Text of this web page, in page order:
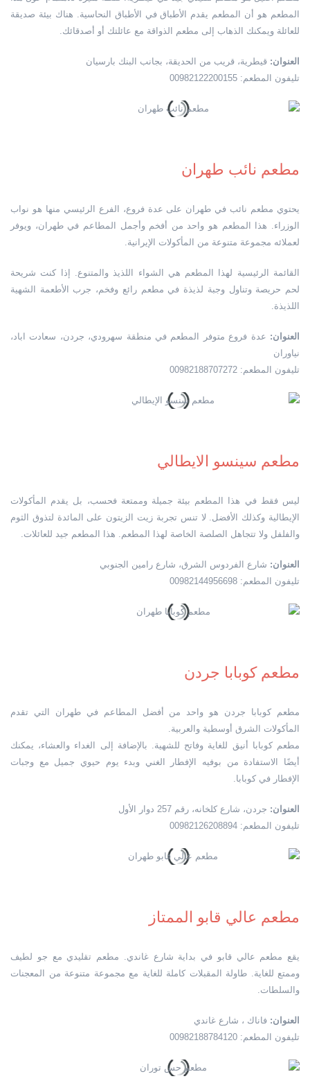
المطعم هو أن المطعم يقدم الأطباق في الأطباق النحاسية. هناك بيئة صديقة
للعائلة ويمكنك الذهاب إلى مطعم الذواقة مع عائلتك أو أصدقائك.
العنوان: قيطرية، قريب من الحديقة، بجانب البنك بارسيان
تليفون المطعم: 00982122200155
مطعم نائب طهران
يحتوي مطعم نائب في طهران على عدة فروع، الفرع الرئيسي منها هو نواب
الوزراء. هذا المطعم هو واحد من أفخم وأجمل المطاعم في طهران، ويوفر
لعملائه مجموعة متنوعة من المأكولات الإيرانية.
القائمة الرئيسية لهذا المطعم هي الشواء اللذيذ والمتنوع. إذا كنت شريحة
لحم حريصة وتناول وجبة لذيذة في مطعم رائع وفخم، جرب الأطعمة الشهية
اللذيذة.
العنوان: عدة فروع متوفر المطعم في منطقة سهرودي، جردن، سعادت اباد،
نياوران
تليفون المطعم: 00982188707272
مطعم سينسو الايطالي
ليس فقط في هذا المطعم بيئة جميلة وممتعة فحسب، بل يقدم المأكولات
الإيطالية وكذلك الأفضل. لا تنس تجربة زيت الزيتون على المائدة لتذوق الثوم
والفلفل ولا تتجاهل الصلصة الخاصة لهذا المطعم. هذا المطعم جيد للعائلات.
العنوان: شارع الفردوس الشرق، شارع رامين الجنوبي
تليفون المطعم: 00982144956698
مطعم كوبابا جردن
مطعم كوبابا جردن هو واحد من أفضل المطاعم في طهران التي تقدم
المأكولات الشرق أوسطية والعربية.
مطعم كوبابا أنيق للغاية وفاتح للشهية. بالإضافة إلى الغداء والعشاء، يمكنك
أيضًا الاستفادة من بوفيه الإفطار الغني وبدء يوم حيوي جميل مع وجبات
الإفطار في كوبابا.
العنوان: جردن، شارع كلخانه، رقم 257 دوار الأول
تليفون المطعم: 00982126208894
مطعم عالي قابو الممتاز
يقع مطعم عالي قابو في بداية شارع غاندي. مطعم تقليدي مع جو لطيف
وممتع للغاية. طاولة المقبلات كاملة للغاية مع مجموعة متنوعة من المعجنات
والسلطات.
العنوان: فاناك ، شارع غاندي
تليفون المطعم: 00982188784120